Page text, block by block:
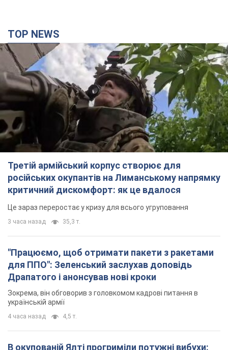
Це зараз переростає у кризу для всього угруповання
3 часа назад
"Працюємо, щоб отримати пакети з ракетами
для ППО": Зеленський заслухав доповідь
Драпатого і анонсував нові кроки
Зокрема, він обговорив з головкомом кадрові питання в
українській армії
4 часа назад 4,5 т.
В окупованій Ялті прогриміли потужні вибухи:
валить чорний дим. Фото і відео
Місто, ймовірно, опинилося під атакою дронів
6 часов назад 7,2 т.